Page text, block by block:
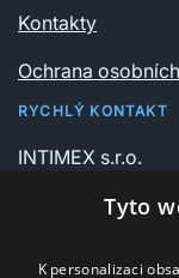
Kontakty
Ochrana
RYCHLÝ KONTAKT
INTIMEX s.r.o.
735 06 Karviná
+420 596 311 612
Tyto
K personalizaci